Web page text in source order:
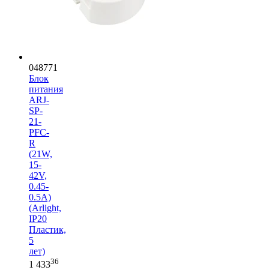
048771
Блок
питания
ARJ-
SP-
21-
PFC-
R
(21W,
15-
42V,
0.45-
0.5A)
(Arlight,
IP20
Пластик,
5
лет)
1 43336